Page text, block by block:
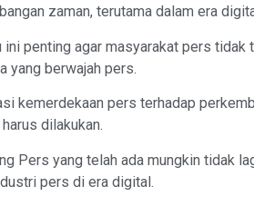
zaman, terutama dalam era
ini penting agar masyarakat pers
yang berwajah pers.
kemerdekaan pers terhadap
dilakukan.
Pers yang telah ada mungkin tidak
pers di era digital.